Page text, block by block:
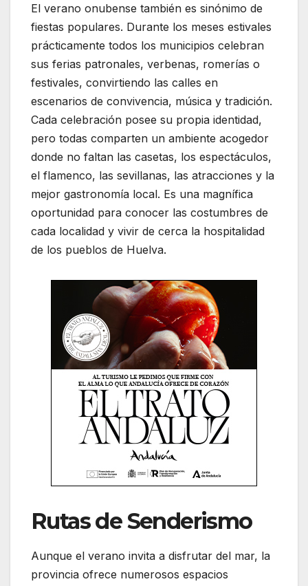
El verano onubense también es sinónimo de
fiestas populares. Durante los meses estivales
prácticamente todos los municipios celebran
sus ferias patronales, verbenas, romerías o
festivales, convirtiendo las calles en
escenarios de convivencia, música y tradición.
Cada celebración posee su propia identidad,
pero todas comparten un ambiente acogedor
donde no faltan las casetas, los espectáculos,
el flamenco, las sevillanas, las atracciones y la
mejor gastronomía local. Es una magnífica
oportunidad para conocer las costumbres de
cada localidad y vivir de cerca la hospitalidad
de los pueblos de Huelva.
Rutas de Senderismo
Aunque el verano invita a disfrutar del mar, la
provincia ofrece numerosos espacios